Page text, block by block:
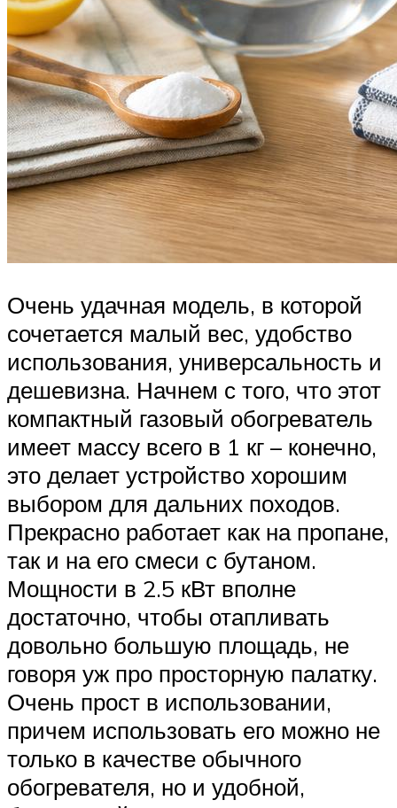
Очень удачная модель, в которой
сочетается малый вес, удобство
использования, универсальность и
дешевизна. Начнем с того, что этот
компактный газовый обогреватель
имеет массу всего в 1 кг – конечно,
это делает устройство хорошим
выбором для дальних походов.
Прекрасно работает как на пропане,
так и на его смеси с бутаном.
Мощности в 2.5 кВт вполне
достаточно, чтобы отапливать
довольно большую площадь, не
говоря уж про просторную палатку.
Очень прост в использовании,
причем использовать его можно не
только в качестве обычного
обогревателя, но и удобной,